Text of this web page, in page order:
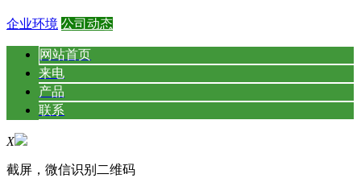
企业环境 公司动态
网站首页
来电
产品
联系
X
截屏，微信识别二维码